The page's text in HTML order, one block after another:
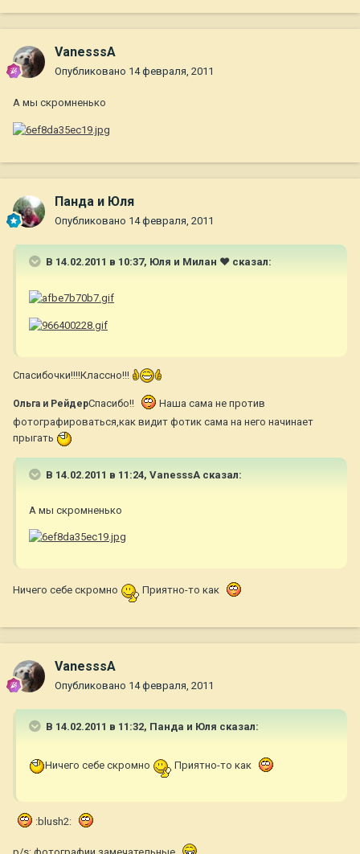
VanesssA
Опубликовано 14 февраля, 2011
А мы скромненько
Панда и Юля
Опубликовано 14 февраля, 2011
В 14.02.2011 в 10:37, Юля и Милан ♥ сказал:
Спасибочки!!!!Классно!!!
Ольга и РейдерСпасибо!!
Наша сама не против
фотографироваться,как видит фотик сама на него начинает
прыгать
В 14.02.2011 в 11:24, VanesssA сказал:
А мы скромненько
Ничего себе скромно Приятно-то как
VanesssA
Опубликовано 14 февраля, 2011
В 14.02.2011 в 11:32, Панда и Юля сказал:
Ничего себе скромно Приятно-то как
:blush2: